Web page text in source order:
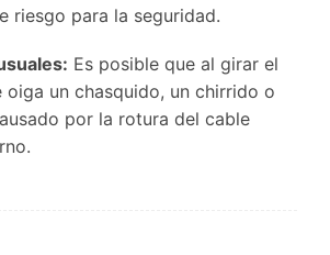
riesgo para la seguridad.
Es posible que al girar el
oiga un chasquido, un chirrido o
por la rotura del cable